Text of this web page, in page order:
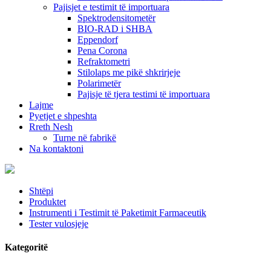
Pajisjet e testimit të importuara
Spektrodensitometër
BIO-RAD i SHBA
Eppendorf
Pena Corona
Refraktometri
Stilolaps me pikë shkrirjeje
Polarimetër
Pajisje të tjera testimi të importuara
Lajme
Pyetjet e shpeshta
Rreth Nesh
Turne në fabrikë
Na kontaktoni
Shtëpi
Produktet
Instrumenti i Testimit të Paketimit Farmaceutik
Tester vulosjeje
Kategoritë